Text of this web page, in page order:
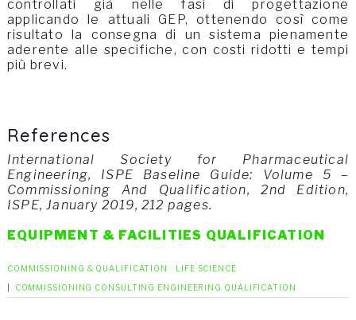
controllati già nelle fasi di progettazione
applicando le attuali GEP, ottenendo così come
risultato la consegna di un sistema pienamente
aderente alle specifiche, con costi ridotti e tempi
più brevi.
References
International Society for Pharmaceutical
Engineering, ISPE Baseline Guide: Volume 5 –
Commissioning And Qualification, 2nd Edition,
ISPE, January 2019, 212 pages.
EQUIPMENT & FACILITIES QUALIFICATION
COMMISSIONING & QUALIFICATION
LIFE SCIENCE
COMMISSIONING CONSULTING ENGINEERING QUALIFICATION